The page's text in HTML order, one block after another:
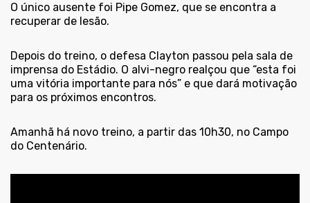
O único ausente foi Pipe Gomez, que se encontra a
recuperar de lesão.
Depois do treino, o defesa Clayton passou pela sala de
imprensa do Estádio. O alvi-negro realçou que “esta foi
uma vitória importante para nós” e que dará motivação
para os próximos encontros.
Amanhã há novo treino, a partir das 10h30, no Campo
do Centenário.